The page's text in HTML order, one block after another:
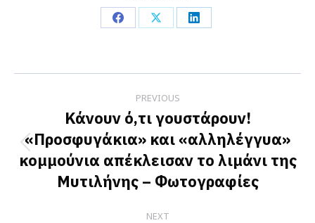
Share
Facebook
Share
X
Share
LinkedIn
navigation
PREVIOUS
Previous
post:
Κάνουν ό,τι γουστάρουν!
«Προσφυγάκια» και «αλληλέγγυα»
κομμούνια απέκλεισαν το λιμάνι της
Μυτιλήνης – Φωτογραφίες
NEXT